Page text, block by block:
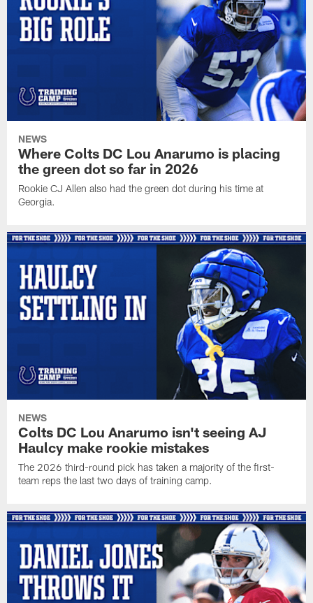
NEWS
Where Colts DC Lou Anarumo is placing
the green dot so far in 2026
Rookie CJ Allen also had the green dot during his time at
Georgia.
NEWS
Colts DC Lou Anarumo isn't seeing AJ
Haulcy make rookie mistakes
The 2026 third-round pick has taken a majority of the first-
team reps the last two days of training camp.